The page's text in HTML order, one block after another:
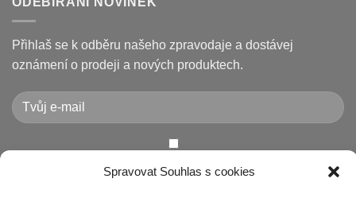
Spravovat Souhlas s cookies
Xiaomi
Pro
a
jak
je
s
vyměnit
pneumatiku
na
elektrokoloběžce
(8.5″
vs
10″,
duše
Přihlaš se k odběru našeho zpravodaje a dostávej
oznámení o prodeji a nových produktech.
Chcete-li odeslat tento formulář, musíte přijmout naše